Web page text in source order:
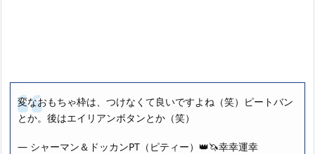
変なおもちゃ枠は、つけなくて良いですよね（笑）ピートバン
とか。後はエイリアンボタンとか（笑）
— シャーマン＆ドッカンPT（ピティー）👑🦄幸幸運幸